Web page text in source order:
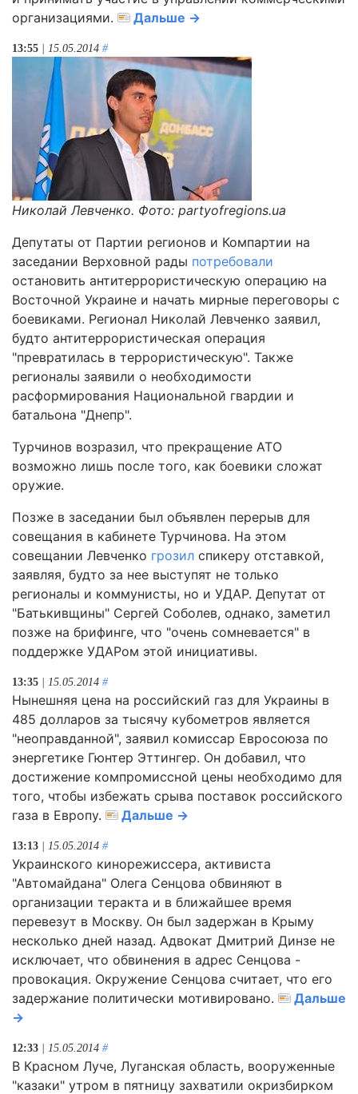
организациями.
Дальше →
13:55 | 15.05.2014 #
Николай Левченко. Фото: partyofregions.ua
Депутаты от Партии регионов и Компартии на
заседании Верховной рады потребовали
остановить антитеррористическую операцию на
Восточной Украине и начать мирные переговоры с
боевиками. Регионал Николай Левченко заявил,
будто антитеррористическая операция
"превратилась в террористическую". Также
регионалы заявили о необходимости
расформирования Национальной гвардии и
батальона "Днепр".
Турчинов возразил, что прекращение АТО
возможно лишь после того, как боевики сложат
оружие.
Позже в заседании был объявлен перерыв для
совещания в кабинете Турчинова. На этом
совещании Левченко грозил спикеру отставкой,
заявляя, будто за нее выступят не только
регионалы и коммунисты, но и УДАР. Депутат от
"Батькивщины" Сергей Соболев, однако, заметил
позже на брифинге, что "очень сомневается" в
поддержке УДАРом этой инициативы.
13:35 | 15.05.2014 #
Нынешняя цена на российский газ для Украины в
485 долларов за тысячу кубометров является
"неоправданной", заявил комиссар Евросоюза по
энергетике Гюнтер Эттингер. Он добавил, что
достижение компромиссной цены необходимо для
того, чтобы избежать срыва поставок российского
газа в Европу.
Дальше →
13:13 | 15.05.2014 #
Украинского кинорежиссера, активиста
"Автомайдана" Олега Сенцова обвиняют в
организации теракта и в ближайшее время
перевезут в Москву. Он был задержан в Крыму
несколько дней назад. Адвокат Дмитрий Динзе не
исключает, что обвинения в адрес Сенцова -
провокация. Окружение Сенцова считает, что его
задержание политически мотивировано.
Дальше
→
12:33 | 15.05.2014 #
В Красном Луче, Луганская область, вооруженные
"казаки" утром в пятницу захватили окризбирком